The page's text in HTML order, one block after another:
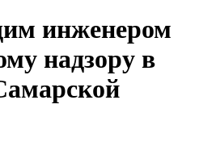
инженером
надзору в